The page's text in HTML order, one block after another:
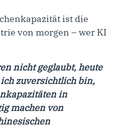
ist die
von morgen – wer KI
nicht geglaubt, heute
zuversichtlich bin,
in
machen von